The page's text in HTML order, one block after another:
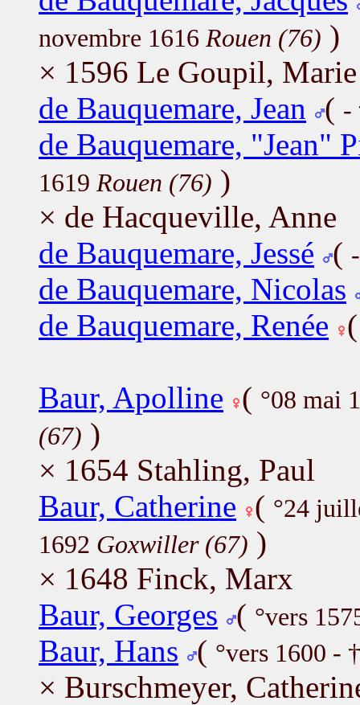
novembre 1616 Rouen (76) )
× 1596 Le Goupil, Marie
de Bauquemare, Jean
( -
de Bauquemare, "Jean"
1619 Rouen (76) )
× de Hacqueville, Anne
de Bauquemare, Jessé (
de Bauquemare, Nicolas
de Bauquemare, Renée
Baur, Apolline ( °08 mai
(67) )
× 1654 Stahling, Paul
Baur, Catherine ( °24
1692 Goxwiller (67) )
× 1648 Finck, Marx
Baur, Georges ( °vers
Baur, Hans ( °vers 1600 -
× Burschmeyer,